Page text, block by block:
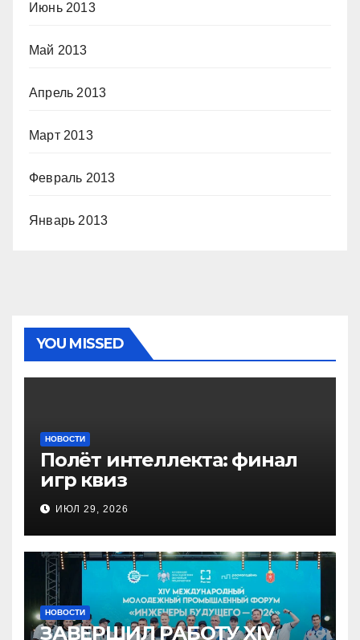
Июнь 2013
Май 2013
Апрель 2013
Март 2013
Февраль 2013
Январь 2013
YOU MISSED
НОВОСТИ
Полёт интеллекта: финал
игр квиз
ИЮЛ 29, 2026
НОВОСТИ
ЗАВЕРШИЛ РАБОТУ XIV